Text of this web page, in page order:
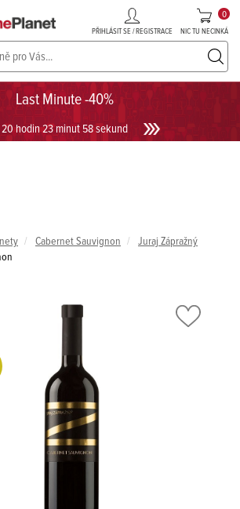
Last Minute -40%
hodin 23 minut 57 sekund
PŘIHLÁSIT SE / REGISTRACE NIC TU NECINKÁ
0
v akci až do -30%!UKÁZAT PROSECCO
Cabernet Sauvignon
Juraj Zápražný